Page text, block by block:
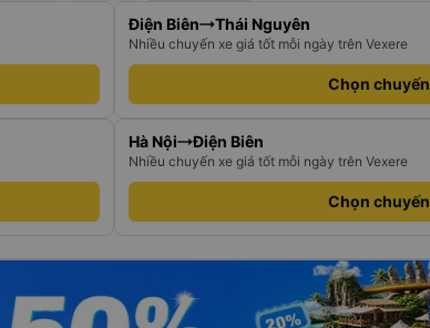
Điện Biên Thái Nguyên
Nhiều chuyến xe giá tốt mỗi ngày trên Vexere
Chọn chuyến
Hà Nội Điện Biên
Nhiều chuyến xe giá tốt mỗi ngày trên Vexere
Chọn chuyến